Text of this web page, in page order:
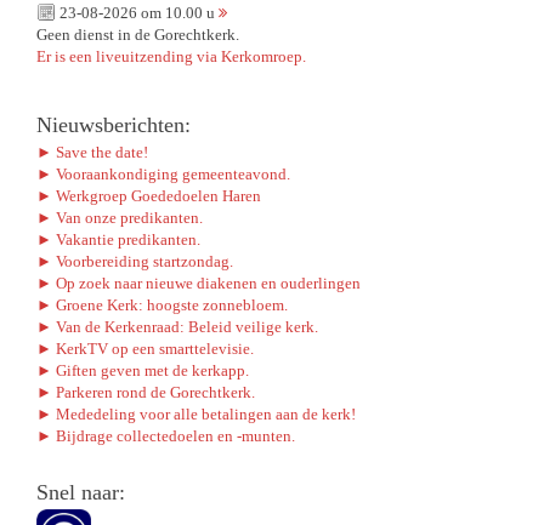
23-08-2026 om 10.00 u
Geen dienst in de Gorechtkerk.
Er is een liveuitzending via Kerkomroep.
Nieuwsberichten:
► Save the date!
► Vooraankondiging gemeenteavond.
► Werkgroep Goededoelen Haren
► Van onze predikanten.
► Vakantie predikanten.
► Voorbereiding startzondag.
► Op zoek naar nieuwe diakenen en ouderlingen
► Groene Kerk: hoogste zonnebloem.
► Van de Kerkenraad: Beleid veilige kerk.
► KerkTV op een smarttelevisie.
► Giften geven met de kerkapp.
► Parkeren rond de Gorechtkerk.
► Mededeling voor alle betalingen aan de kerk!
► Bijdrage collectedoelen en -munten.
Snel naar: